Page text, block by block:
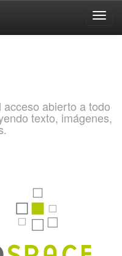
abierto a todo
texto, imágenes,